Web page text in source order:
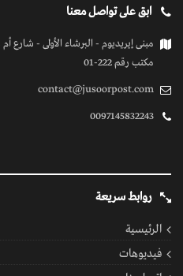
ابق على تواصل معنا
مبنى إيريديوم - البرشاء الأولى - شارع
مكتب رقم 222-01
contact@jusoorpost.com
0097145832243
روابط سريعة
الرئيسية
فيديوهات